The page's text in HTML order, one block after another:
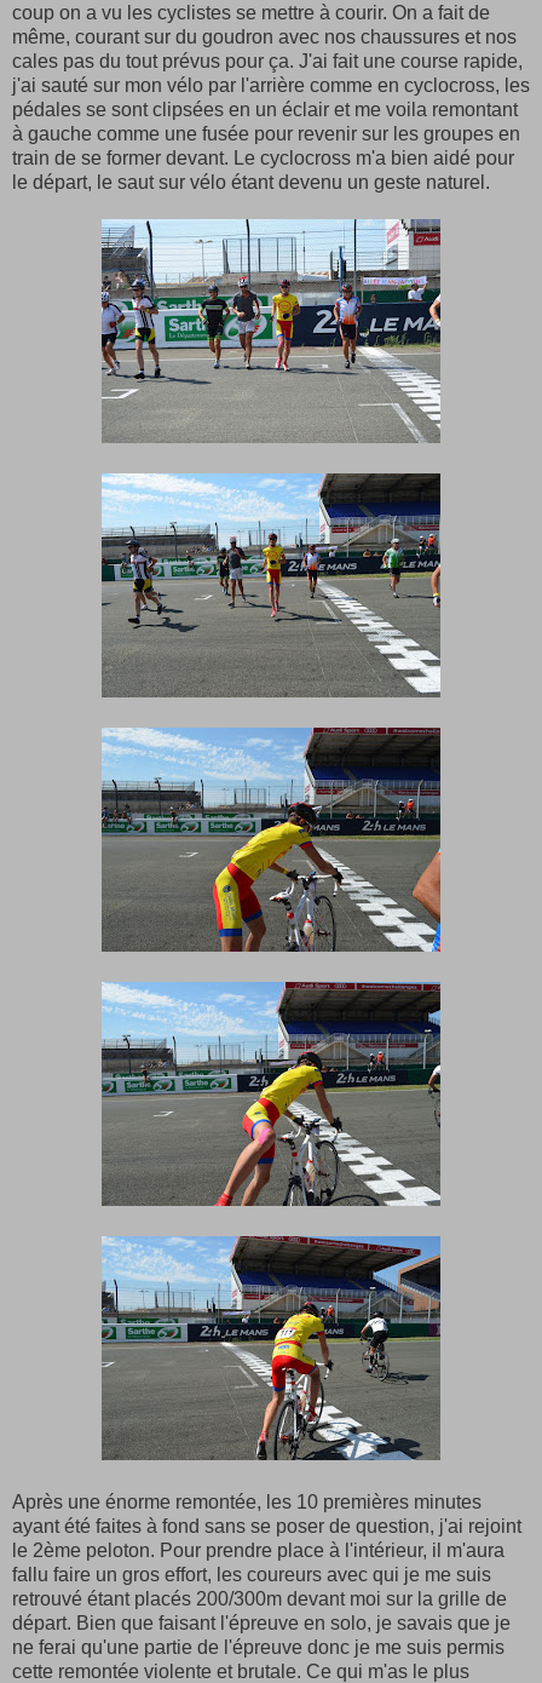
coup on a vu les cyclistes se mettre à courir. On a fait de
même, courant sur du goudron avec nos chaussures et nos
cales pas du tout prévus pour ça. J'ai fait une course rapide,
j'ai sauté sur mon vélo par l'arrière comme en cyclocross, les
pédales se sont clipsées en un éclair et me voila remontant
à gauche comme une fusée pour revenir sur les groupes en
train de se former devant. Le cyclocross m'a bien aidé pour
le départ, le saut sur vélo étant devenu un geste naturel.
Après une énorme remontée, les 10 premières minutes
ayant été faites à fond sans se poser de question, j'ai rejoint
le 2ème peloton. Pour prendre place à l'intérieur, il m'aura
fallu faire un gros effort, les coureurs avec qui je me suis
retrouvé étant placés 200/300m devant moi sur la grille de
départ. Bien que faisant l'épreuve en solo, je savais que je
ne ferai qu'une partie de l'épreuve donc je me suis permis
cette remontée violente et brutale. Ce qui m'as le plus